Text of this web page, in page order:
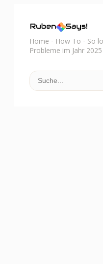
Home - How To - So
Probleme im Jahr 2025